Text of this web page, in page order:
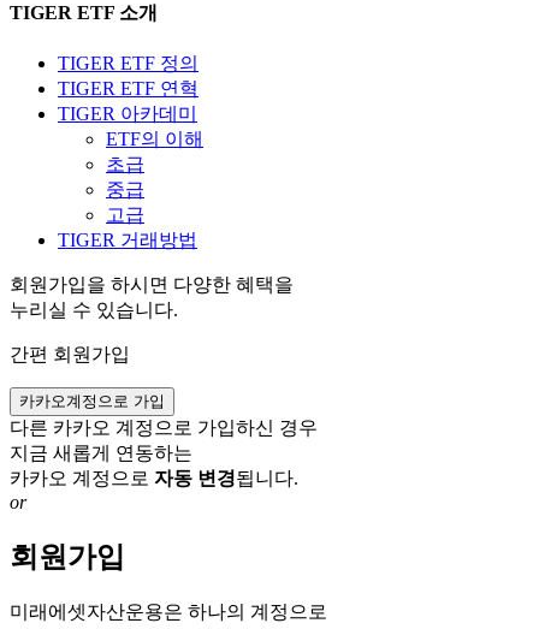
TIGER ETF 소개
TIGER ETF 정의
TIGER ETF 연혁
TIGER 아카데미
ETF의 이해
초급
중급
고급
TIGER 거래방법
회원가입을 하시면 다양한 혜택을
누리실 수 있습니다.
간편 회원가입
카카오계정으로 가입
다른 카카오 계정으로 가입하신 경우
지금 새롭게 연동하는
카카오 계정으로 자동 변경됩니다.
or
회원가입
미래에셋자산운용은 하나의 계정으로